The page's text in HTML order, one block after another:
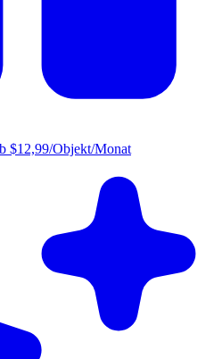
$12,99/Objekt/Monat